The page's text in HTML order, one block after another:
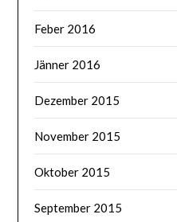
Feber 2016
Jänner 2016
Dezember 2015
November 2015
Oktober 2015
September 2015